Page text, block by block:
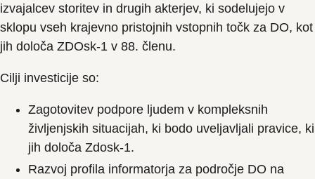
izvajalcev storitev in drugih akterjev, ki sodelujejo v
sklopu vseh krajevno pristojnih vstopnih točk za DO, kot
jih določa ZDOsk-1 v 88. členu.
Cilji investicije so:
Zagotovitev podpore ljudem v kompleksnih
življenjskih situacijah, ki bodo uveljavljali pravice, ki
jih določa Zdosk-1.
Razvoj profila informatorja za področje DO na